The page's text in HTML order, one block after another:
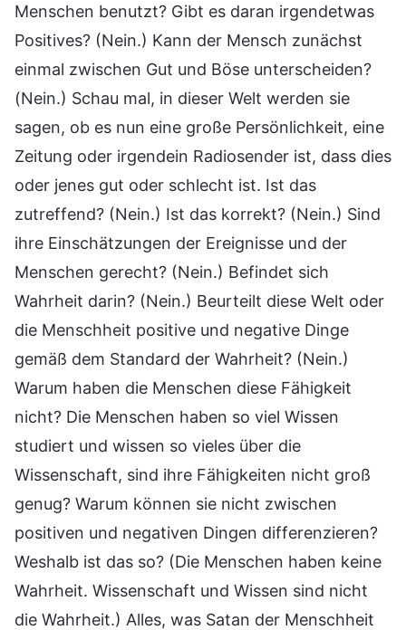
Menschen benutzt? Gibt es daran irgendetwas
Positives? (Nein.) Kann der Mensch zunächst
einmal zwischen Gut und Böse unterscheiden?
(Nein.) Schau mal, in dieser Welt werden sie
sagen, ob es nun eine große Persönlichkeit, eine
Zeitung oder irgendein Radiosender ist, dass dies
oder jenes gut oder schlecht ist. Ist das
zutreffend? (Nein.) Ist das korrekt? (Nein.) Sind
ihre Einschätzungen der Ereignisse und der
Menschen gerecht? (Nein.) Befindet sich
Wahrheit darin? (Nein.) Beurteilt diese Welt oder
die Menschheit positive und negative Dinge
gemäß dem Standard der Wahrheit? (Nein.)
Warum haben die Menschen diese Fähigkeit
nicht? Die Menschen haben so viel Wissen
studiert und wissen so vieles über die
Wissenschaft, sind ihre Fähigkeiten nicht groß
genug? Warum können sie nicht zwischen
positiven und negativen Dingen differenzieren?
Weshalb ist das so? (Die Menschen haben keine
Wahrheit. Wissenschaft und Wissen sind nicht
die Wahrheit.) Alles, was Satan der Menschheit